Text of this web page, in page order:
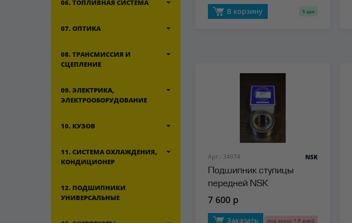
06. ТОПЛИВНАЯ СИСТЕМА
07. ОПТИКА
08. ТРАНСМИССИЯ И
СЦЕПЛЕНИЕ
09. ЭЛЕКТРИКА,
ЭЛЕКТРООБОРУДОВАНИЕ
10. КУЗОВ
11. СИСТЕМА ОХЛАЖДЕНИЯ,
КОНДИЦИОНЕР
12. ПОДШИПНИКИ
УНИВЕРСАЛЬНЫЕ
В корзину 1 шт
Арт.: 34974
Подшипник ступицы
передней NSK
NSK
7 600 р
Заказать под заказ 7-9 дней